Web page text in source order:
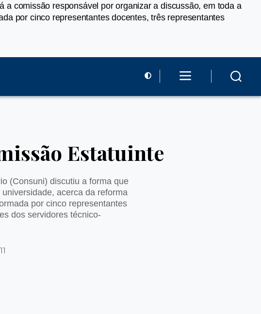
a comissão responsável por organizar a discussão, em toda a
por cinco representantes docentes, três representantes
Estatuinte
(Consuni) discutiu a forma que
acerca da reforma
por cinco representantes
dos servidores técnico-